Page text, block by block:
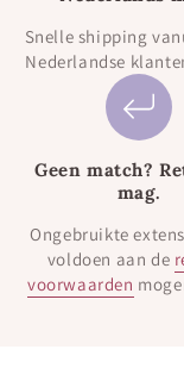
Snelle shipping
Nederlandse
Geen match?
mag.
Ongebruikte
voldoen aan de
voorwaarden